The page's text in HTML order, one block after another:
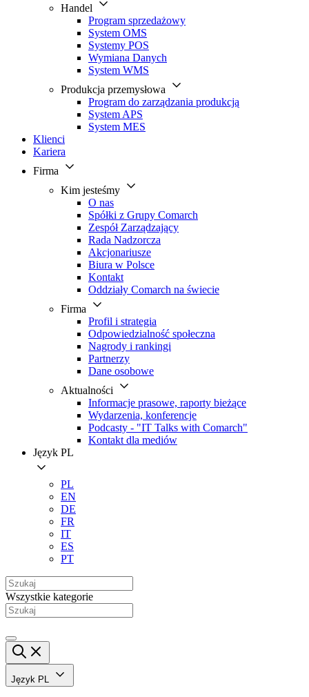
Handel
Program sprzedażowy
System OMS
Systemy POS
Wymiana Danych
System WMS
Produkcja przemysłowa
Program do zarządzania produkcją
System APS
System MES
Klienci
Kariera
Firma
Kim jesteśmy
O nas
Spółki z Grupy Comarch
Zespół Zarządzający
Rada Nadzorcza
Akcjonariusze
Biura w Polsce
Kontakt
Oddziały Comarch na świecie
Firma
Profil i strategia
Odpowiedzialność społeczna
Nagrody i rankingi
Partnerzy
Dane osobowe
Aktualności
Informacje prasowe, raporty bieżące
Wydarzenia, konferencje
Podcasty - "IT Talks with Comarch"
Kontakt dla mediów
Język PL
PL
EN
DE
FR
IT
ES
PT
Wszystkie kategorie
Język PL